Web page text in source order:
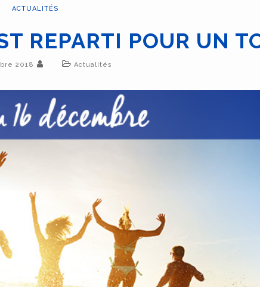
ACTUALITÉS
REPARTI POUR UN
2018 Actualités